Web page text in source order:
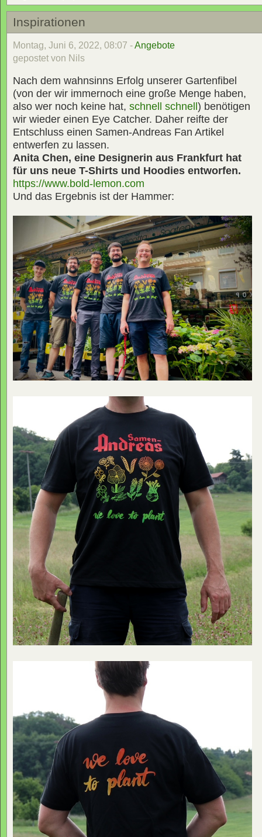
Inspirationen
Montag, Juni 6, 2022, 08:07 -Angebote
gepostet von Nils
Nach dem wahnsinns Erfolg unserer Gartenfibel
(von der wir immernoch eine große Menge haben,
also wer noch keine hat, schnell schnell ) benötigen
wir wieder einen Eye Catcher. Daher reifte der
Entschluss einen Samen-Andreas Fan Artikel
entwerfen zu lassen.
Anita Chen, eine Designerin aus Frankfurt hat
für uns neue T-Shirts und Hoodies entworfen.
https://www.bold-lemon.com
Und das Ergebnis ist der Hammer: